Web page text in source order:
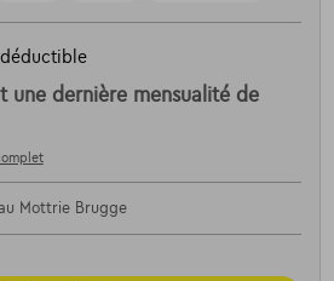
déductible
une dernière mensualité de
Mottrie Brugge